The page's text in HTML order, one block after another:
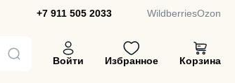
+7 911 505 2033 WildberriesOzon
Войти Избранное Корзина